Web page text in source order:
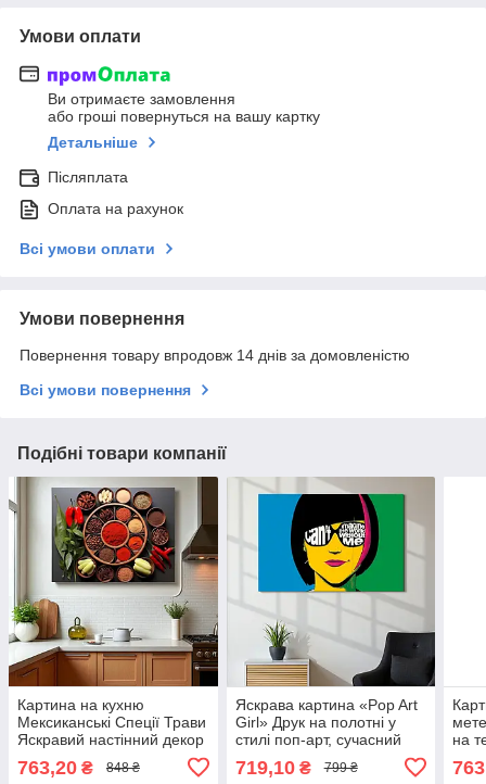
Умови оплати
Ви отримаєте замовлення
або гроші повернуться на вашу картку
Детальніше
Післяплата
Оплата на рахунок
Всі умови оплати
Умови повернення
Повернення товару впродовж 14 днів за домовленістю
Всі умови повернення
Подібні товари компанії
Картина на кухню
Мексиканські Спеції Трави
Яскравий настінний декор
на кухню Друк на полотні
60х46см
763,20 ₴ 848 ₴
Яскрава картина «Pop Art
Girl» Друк на полотні у
стилі поп-арт, сучасний
настінний декор 60х40 см
719,10₴ 799 ₴
на